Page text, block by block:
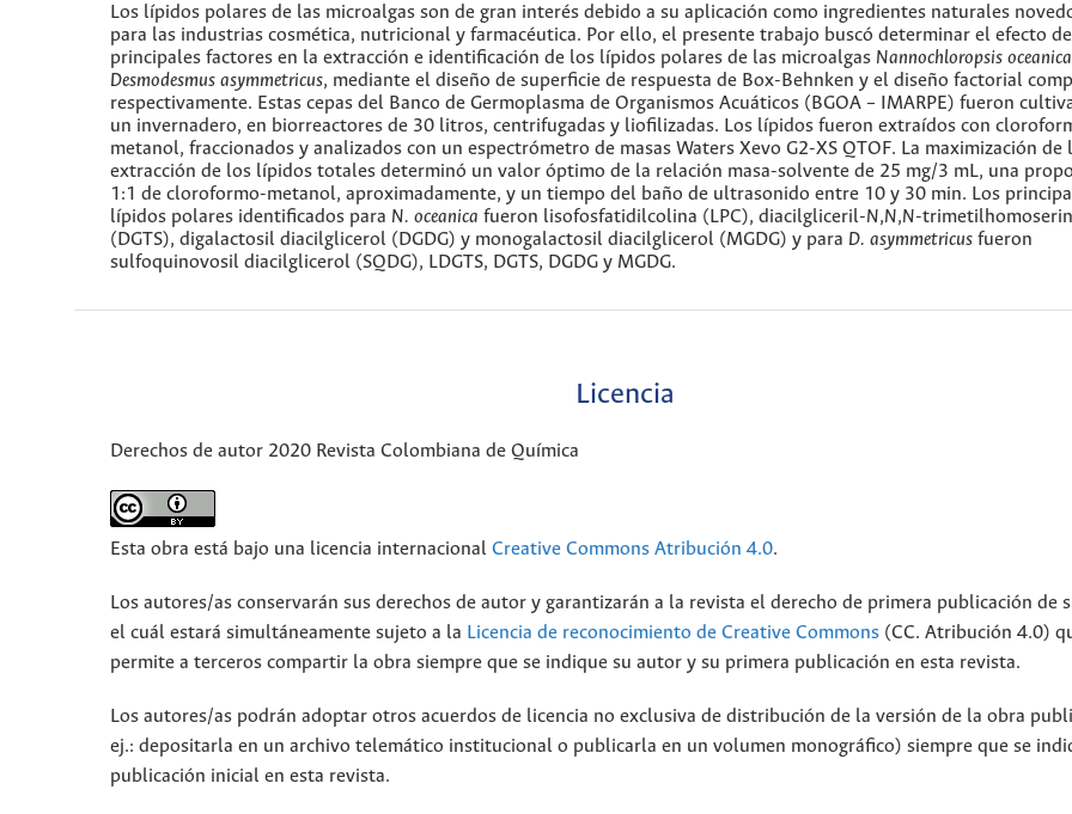
Los lípidos polares de las microalgas son de gran interés debido a su aplicación como ingredientes naturales
para las industrias cosmética, nutricional y farmacéutica. Por ello, el presente trabajo buscó determinar el efecto
principales factores en la extracción e identificación de los lípidos polares de las microalgas Nannochloropsis oceanica
Desmodesmus asymmetricus, mediante el diseño de superficie de respuesta de Box-Behnken y el diseño factorial
respectivamente. Estas cepas del Banco de Germoplasma de Organismos Acuáticos (BGOA – IMARPE) fueron
un invernadero, en biorreactores de 30 litros, centrifugadas y liofilizadas. Los lípidos fueron extraídos con
metanol, fraccionados y analizados con un espectrómetro de masas Waters Xevo G2-XS QTOF. La maximización de
extracción de los lípidos totales determinó un valor óptimo de la relación masa-solvente de 25 mg/3 mL, una
1:1 de cloroformo-metanol, aproximadamente, y un tiempo del baño de ultrasonido entre 10 y 30 min. Los
lípidos polares identificados para N. oceanica fueron lisofosfatidilcolina (LPC), diacilgliceril-N,N,N-
(DGTS), digalactosil diacilglicerol (DGDG) y monogalactosil diacilglicerol (MGDG) y para D. asymmetricus fueron
sulfoquinovosil diacilglicerol (SQDG), LDGTS, DGTS, DGDG y MGDG.
Licencia
Derechos de autor 2020 Revista Colombiana de Química
Esta obra está bajo una licencia internacional Creative Commons Atribución 4.0.
Los autores/as conservarán sus derechos de autor y garantizarán a la revista el derecho de primera publicación de
el cuál estará simultáneamente sujeto a la Licencia de reconocimiento de Creative Commons (CC. Atribución 4.0)
permite a terceros compartir la obra siempre que se indique su autor y su primera publicación en esta revista.
Los autores/as podrán adoptar otros acuerdos de licencia no exclusiva de distribución de la versión de la obra
ej.: depositarla en un archivo telemático institucional o publicarla en un volumen monográfico) siempre que se
publicación inicial en esta revista.